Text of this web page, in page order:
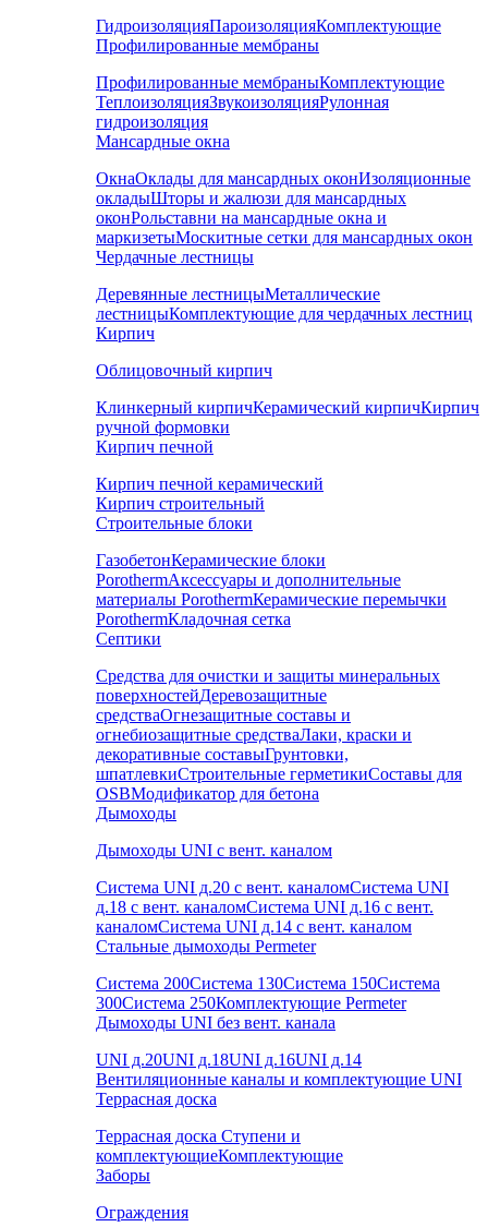
ГидроизоляцияПароизоляцияКомплектующие
Профилированные мембраны
Профилированные мембраныКомплектующие
ТеплоизоляцияЗвукоизоляцияРулонная
гидроизоляция
Мансардные окна
ОкнаОклады для мансардных оконИзоляционные
окладыШторы и жалюзи для мансардных
оконРольставни на мансардные окна и
маркизетыМоскитные сетки для мансардных окон
Чердачные лестницы
Деревянные лестницыМеталлические
лестницыКомплектующие для чердачных лестниц
Кирпич
Облицовочный кирпич
Клинкерный кирпичКерамический кирпичКирпич
ручной формовки
Кирпич печной
Кирпич печной керамический
Кирпич строительный
Строительные блоки
ГазобетонКерамические блоки
PorothermАксессуары и дополнительные
материалы PorothermКерамические перемычки
PorothermКладочная сетка
Септики
Средства для очистки и защиты минеральных
поверхностейДеревозащитные
средстваОгнезащитные составы и
огнебиозащитные средстваЛаки, краски и
декоративные составыГрунтовки,
шпатлевкиСтроительные герметикиСоставы для
OSBМодификатор для бетона
Дымоходы
Дымоходы UNI с вент. каналом
Система UNI д.20 с вент. каналомСистема UNI
д.18 с вент. каналомСистема UNI д.16 с вент.
каналомСистема UNI д.14 с вент. каналом
Стальные дымоходы Permeter
Система 200Система 130Система 150Система
300Система 250Комплектующие Permeter
Дымоходы UNI без вент. канала
UNI д.20UNI д.18UNI д.16UNI д.14
Вентиляционные каналы и комплектующие UNI
Террасная доска
Террасная доска Ступени и
комплектующиеКомплектующие
Заборы
Ограждения